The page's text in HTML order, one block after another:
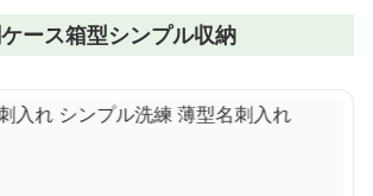
ース箱型シンプル収納